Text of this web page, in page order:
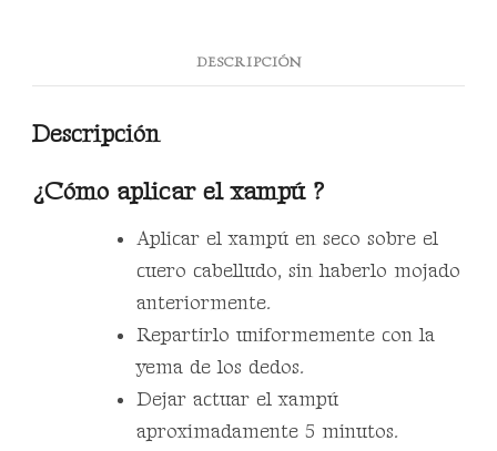
DESCRIPCIÓN
Descripción
¿Cómo aplicar el xampú ?
Aplicar el xampú en seco sobre el
cuero cabelludo, sin haberlo mojado
anteriormente.
Repartirlo uniformemente con la
yema de los dedos.
Dejar actuar el xampú
aproximadamente 5 minutos.